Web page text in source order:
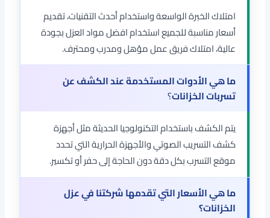
امتلاك الخبرة الواسعة واستخدام أحدث التقنيات، تقديم
أسعار مناسبة للجميع استخدام افضل مواد العزل بجودة
عالية، امتلاك فريق عمل مؤهل ومدرب ومحترف.
ما هي الأدوات المستخدمة عند الكشف عن
تسربات الخزانات؟
يتم الكشف باستخدام التكنولوجيا الحديثة مثل أجهزة
كشف التسريب الصوتي والأجهزة الحرارية التي تحدد
موقع التسرب بكل دقة دون الحاجة إلى حفر أو تكسير.
ما هي الأسعار التي تقدمها شركتنا في عزل
الخزانات؟